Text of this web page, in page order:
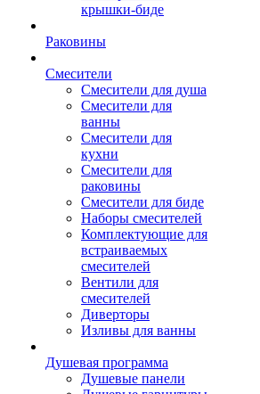
крышки-биде
Раковины
Смесители
Смесители для душа
Смесители для
ванны
Смесители для
кухни
Смесители для
раковины
Смесители для биде
Наборы смесителей
Комплектующие для
встраиваемых
смесителей
Вентили для
смесителей
Диверторы
Изливы для ванны
Душевая программа
Душевые панели